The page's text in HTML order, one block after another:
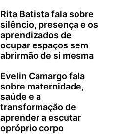
Rita Batista fala sobre
silêncio, presença e os
aprendizados de
ocupar espaços sem
abrirmão de si mesma
Evelin Camargo fala
sobre maternidade,
saúde e a
transformação de
aprender a escutar
opróprio corpo